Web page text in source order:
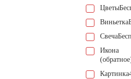
Цветы
Виньетка
Свеча
Икона
Картинка